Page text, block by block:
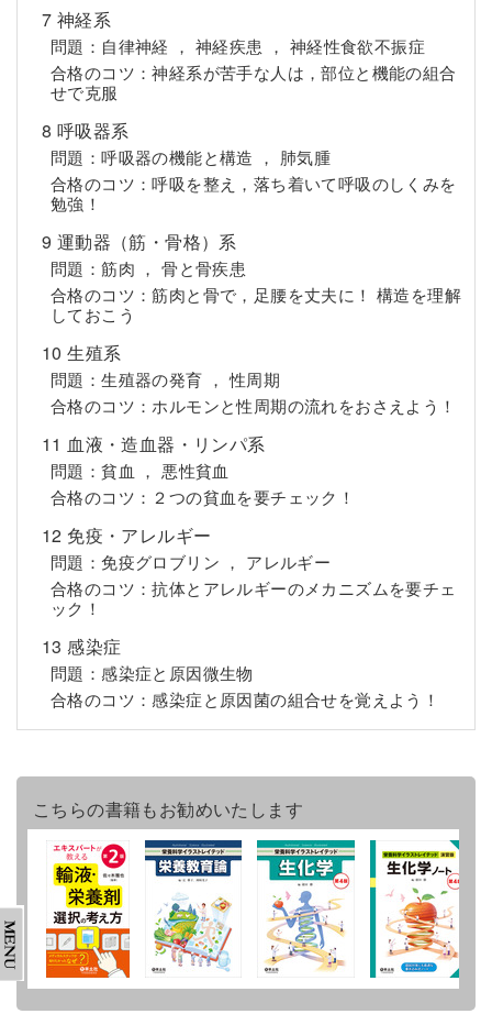
7 神経系
問題：自律神経 ， 神経疾患 ， 神経性食欲不振症
合格のコツ：神経系が苦手な人は，部位と機能の組合
せで克服
8 呼吸器系
問題：呼吸器の機能と構造 ， 肺気腫
合格のコツ：呼吸を整え，落ち着いて呼吸のしくみを
勉強！
9 運動器（筋・骨格）系
問題：筋肉 ， 骨と骨疾患
合格のコツ：筋肉と骨で，足腰を丈夫に！ 構造を理解
しておこう
10 生殖系
問題：生殖器の発育 ， 性周期
合格のコツ：ホルモンと性周期の流れをおさえよう！
11 血液・造血器・リンパ系
問題：貧血 ， 悪性貧血
合格のコツ：２つの貧血を要チェック！
12 免疫・アレルギー
問題：免疫グロブリン ， アレルギー
合格のコツ：抗体とアレルギーのメカニズムを要チェ
ック！
13 感染症
問題：感染症と原因微生物
合格のコツ：感染症と原因菌の組合せを覚えよう！
こちらの書籍もお勧めいたします